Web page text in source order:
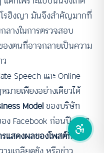
โรฮิงญา มันจึงสำคัญมากที่
างในการตรวจสอบ
งตนที่อาจกลายเป็นความ
Speech และ Online
มายเพียงอย่างเดียวได้
Model ของบริษัท
ง Facebook ก่อนปี 2017
แสดงผลของโพสต์ที่